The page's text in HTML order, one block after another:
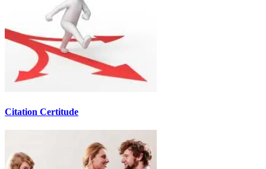
Citation Certitude